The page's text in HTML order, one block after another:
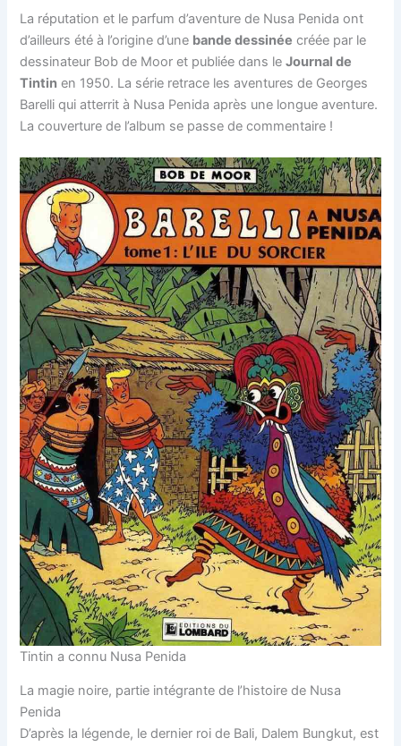
La réputation et le parfum d’aventure de Nusa Penida ont
d’ailleurs été à l’origine d’une bande dessinée créée par le
dessinateur Bob de Moor et publiée dans leJournal de
Tintin en 1950. La série retrace les aventures de Georges
Barelli qui atterrit à Nusa Penida après une longue aventure.
La couverture de l’album se passe de commentaire !
Tintin a connu Nusa Penida
La magie noire, partie intégrante de l’histoire de Nusa
Penida
D’après la légende, le dernier roi de Bali, Dalem Bungkut, est